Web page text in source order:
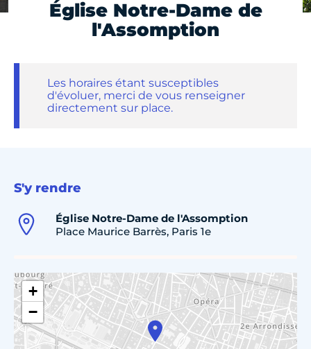
Église Notre-Dame de
l'Assomption
Les horaires étant susceptibles
d'évoluer, merci de vous renseigner
directement sur place.
S'y rendre
Église Notre-Dame de l'Assomption
Place Maurice Barrès, Paris 1e
+
−